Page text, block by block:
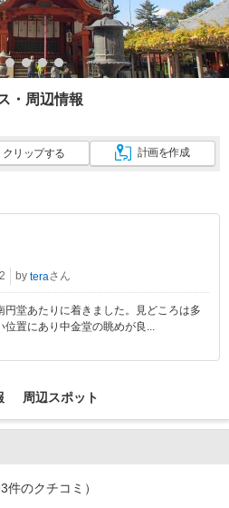
・周辺情報
クリップする 計画を作成
by teraさん
堂あたりに着きました。見どころは多
置にあり中金堂の眺めが良 ...
周辺スポット
件のクチコミ）